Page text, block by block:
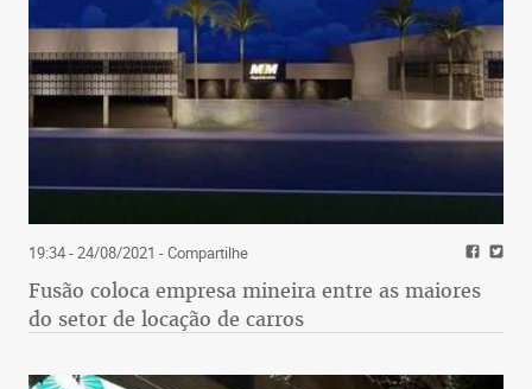
19:34 - 24/08/2021 - Compartilhe
Fusão coloca empresa mineira entre as maiores
do setor de locação de carros